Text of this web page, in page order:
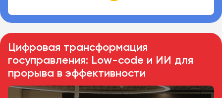
Цифровая трансформация
госуправления: Low-code и ИИ для
прорыва в эффективности